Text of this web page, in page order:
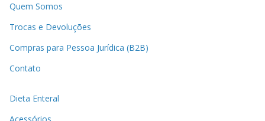
Quem Somos
Trocas e Devoluções
Compras para Pessoa Jurídica (B2B)
Contato
Dieta Enteral